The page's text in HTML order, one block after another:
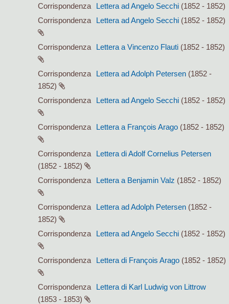
Corrispondenza Lettera ad Angelo Secchi (1852 - 1852)
Corrispondenza
Lettera ad Angelo Secchi (1852 - 1852)
Corrispondenza Lettera a Vincenzo Flauti (1852 - 1852)
Corrispondenza Lettera ad Adolph Petersen (1852 -
1852)
Corrispondenza
Lettera ad Angelo Secchi (1852 - 1852)
Corrispondenza Lettera a François Arago (1852 - 1852)
Corrispondenza
Lettera di Adolf Cornelius Petersen
(1852 - 1852)
Corrispondenza
Lettera a Benjamin Valz (1852 - 1852)
Corrispondenza Lettera ad Adolph Petersen (1852 -
1852)
Corrispondenza
Lettera ad Angelo Secchi (1852 - 1852)
Corrispondenza Lettera di François Arago (1852 - 1852)
Corrispondenza
Lettera di Karl Ludwig von Littrow
(1853 - 1853)